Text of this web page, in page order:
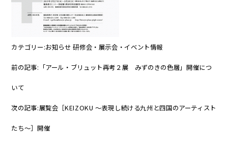
カテゴリー:お知らせ 研修会・展示会・イベント情報
前の記事: 「アール・ブリュット再考２展 みずのきの色層」開催につ
いて
次の記事:展覧会［KEIZOKU 〜表現し続ける九州と四国のアーティスト
たち〜］開催